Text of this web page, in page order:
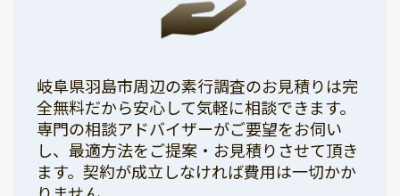
岐阜県羽島市周辺の素行調査のお見積りは完
全無料だから安心して気軽に相談できます。
専門の相談アドバイザーがご要望をお伺い
し、最適方法をご提案・お見積りさせて頂き
ます。契約が成立しなければ費用は一切かか